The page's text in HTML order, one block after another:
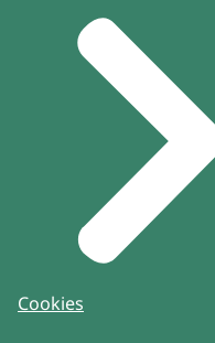
Cookies